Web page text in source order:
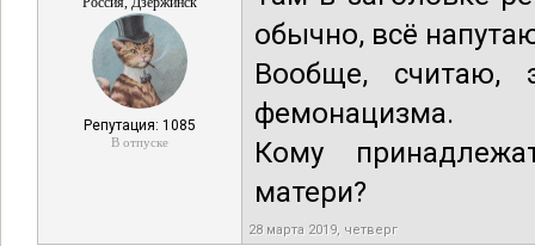
Репутация: 1085
В отпуске
обычно, всё
Вообще, считаю,
фемонацизма.
Кому
матери?
28 марта 2019, четверг